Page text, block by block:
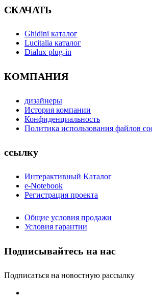
СКАЧАТЬ
Ghidini каталог
Lucitalia каталог
Dialux plug-in
КОМПАНИЯ
дизайнеры
История компании
Конфиденциальность
Политика использования файлов
ссылку
Интерактивный Kаталог
e-Notebook
Регистрация проекта
Общие условия продажи
Условия гарантии
Подписывайтесь на нас
Подписаться на новостную рассылку